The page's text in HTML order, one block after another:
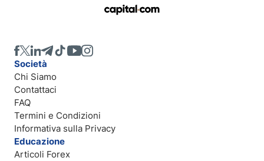
Società
Chi Siamo
Contattaci
FAQ
Termini e Condizioni
Informativa sulla Privacy
Educazione
Articoli Forex